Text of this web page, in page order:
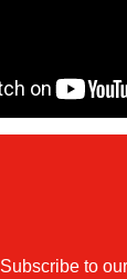
Subscribe to